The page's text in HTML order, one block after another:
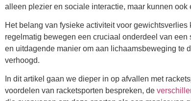
alleen plezier en sociale interactie, maar kunnen
Het belang van fysieke activiteit voor
regelmatig bewegen een cruciaal onderdeel van
en uitdagende manier om aan lichaamsbeweging te
verhoogd.
In dit artikel gaan we dieper in op afvallen met
voordelen van racketsporten bespreken, de